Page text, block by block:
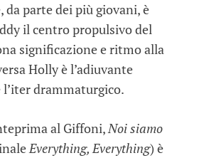
da parte dei più giovani, è
il centro propulsivo del
significazione e ritmo alla
Holly è l’adiuvante
drammaturgico.
al Giffoni,Noi siamo
Everything, Everything) è